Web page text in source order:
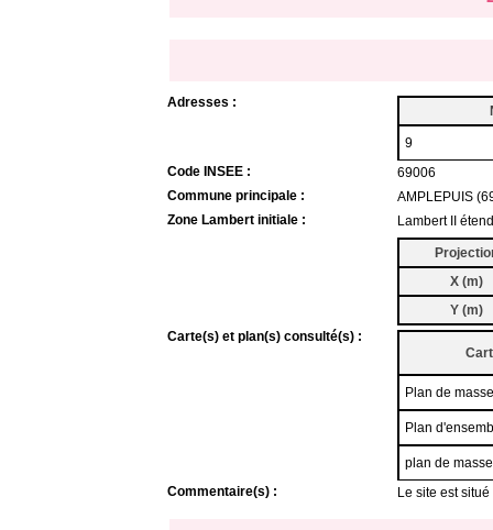
Adresses :
9
Code INSEE :
69006
Commune principale :
AMPLEPUIS
Zone Lambert initiale :
Lambert II
X (m)
Y (m)
Carte(s) et plan(s) consulté(s) :
Plan de
Plan
plan de masse
Commentaire(s) :
Le site est